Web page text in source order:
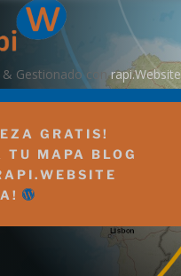
Gestionado con rapi.Website
GRATIS!
TU MAPA BLOG